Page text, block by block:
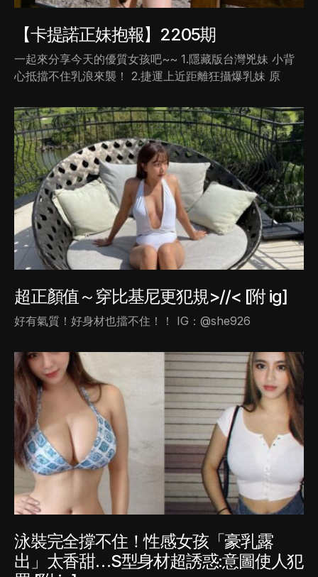
【卡提諾正妹抱報】2205期
一起來分享今天的優質女孩吧~~ 1.隱藏版台灣兇妹 小背
心抵擋不住乳浪來襲！ 2.捷運上近距離狂攝爆乳妹 原
超正顏值～穿比基尼更犯規>//< [附 ig]
好有氣質！好身材也擋不住！！ IG：@she926
泳裝完全撐不住！性感女孩「豪乳露
出」太香甜…S型身材超誘惑:意圖使人犯